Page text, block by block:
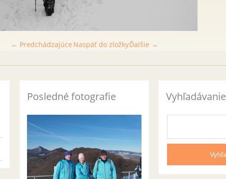
← Predchádzajúce Ďalšie →
Naspäť do zložky
Posledné fotografie Vyhľadávanie